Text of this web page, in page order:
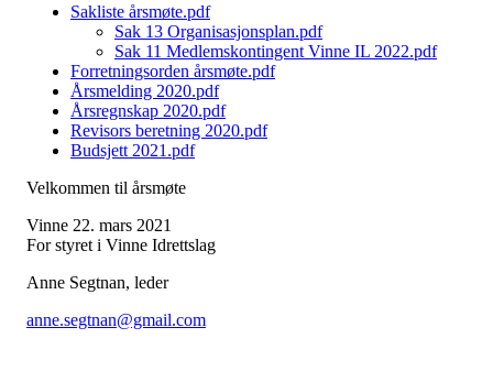
Sakliste årsmøte.pdf
Sak 13 Organisasjonsplan.pdf
Sak 11 Medlemskontingent Vinne IL 2022.pdf
Forretningsorden årsmøte.pdf
Årsmelding 2020.pdf
Årsregnskap 2020.pdf
Revisors beretning 2020.pdf
Budsjett 2021.pdf
Velkommen til årsmøte
Vinne 22. mars 2021
For styret i Vinne Idrettslag
Anne Segtnan, leder
anne.segtnan@gmail.com